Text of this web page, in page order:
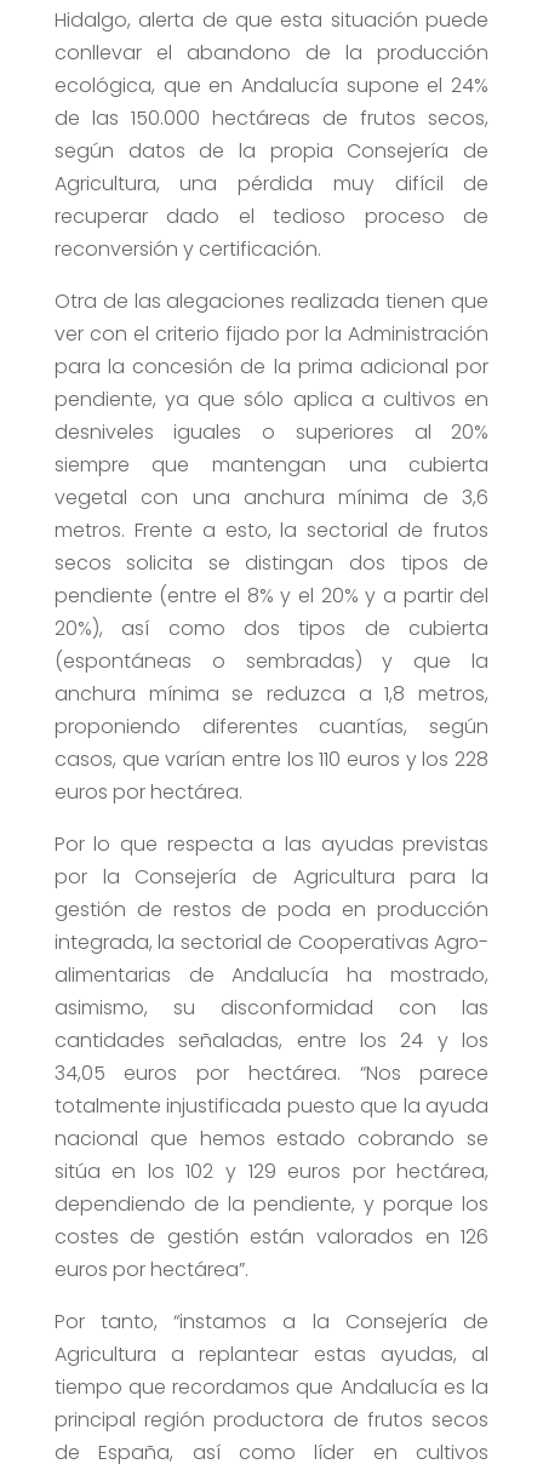
Hidalgo, alerta de que esta situación puede
conllevar el abandono de la producción
ecológica, que en Andalucía supone el 24%
de las 150.000 hectáreas de frutos secos,
según datos de la propia Consejería de
Agricultura, una pérdida muy difícil de
recuperar dado el tedioso proceso de
reconversión y certificación.
Otra de las alegaciones realizada tienen que
ver con el criterio fijado por la Administración
para la concesión de la prima adicional por
pendiente, ya que sólo aplica a cultivos en
desniveles iguales o superiores al 20%
siempre que mantengan una cubierta
vegetal con una anchura mínima de 3,6
metros. Frente a esto, la sectorial de frutos
secos solicita se distingan dos tipos de
pendiente (entre el 8% y el 20% y a partir del
20%), así como dos tipos de cubierta
(espontáneas o sembradas) y que la
anchura mínima se reduzca a 1,8 metros,
proponiendo diferentes cuantías, según
casos, que varían entre los 110 euros y los 228
euros por hectárea.
Por lo que respecta a las ayudas previstas
por la Consejería de Agricultura para la
gestión de restos de poda en producción
integrada, la sectorial de Cooperativas Agro-
alimentarias de Andalucía ha mostrado,
asimismo, su disconformidad con las
cantidades señaladas, entre los 24 y los
34,05 euros por hectárea. “Nos parece
totalmente injustificada puesto que la ayuda
nacional que hemos estado cobrando se
sitúa en los 102 y 129 euros por hectárea,
dependiendo de la pendiente, y porque los
costes de gestión están valorados en 126
euros por hectárea”.
Por tanto, “instamos a la Consejería de
Agricultura a replantear estas ayudas, al
tiempo que recordamos que Andalucía es la
principal región productora de frutos secos
de España, así como líder en cultivos